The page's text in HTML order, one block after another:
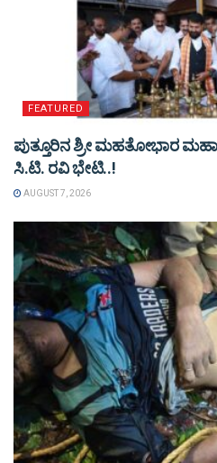
FEATURED
ಪುತ್ತೂರಿನ ಶ್ರೀ ಮಹತೋಭಾರ
ಸಿ.ಟಿ. ರವಿ ಭೇಟಿ..!
AUGUST 7, 2026